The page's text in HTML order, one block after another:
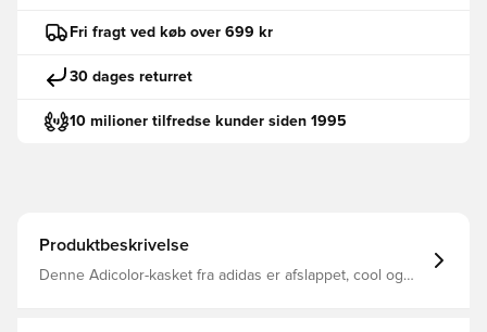
Fri fragt ved køb over 699 kr
30 dages returret
10 milioner tilfredse kunder siden 1995
Produktbeskrivelse
Denne Adicolor-kasket fra adidas er afslappet, cool og